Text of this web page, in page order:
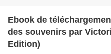
Ebook de
des souvenirs par
Edition)